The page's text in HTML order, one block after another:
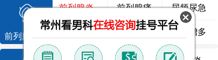
前列腺疾病
前列腺炎 前列腺痛 尿频尿急
前列腺增生 排尿不畅 夜尿增多